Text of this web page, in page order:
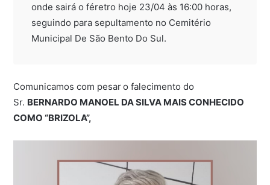
onde sairá o féretro hoje 23/04 às 16:00 horas,
seguindo para sepultamento no Cemitério
Municipal De São Bento Do Sul.
Comunicamos com pesaro falecimento do
Sr. BERNARDO MANOEL DA SILVA MAIS CONHECIDO
COMO “BRIZOLA”,